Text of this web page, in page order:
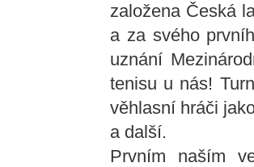
založena Česká
a za svého
uznání
tenisu u nás!
věhlasní hráči
a další.
Prvním naším